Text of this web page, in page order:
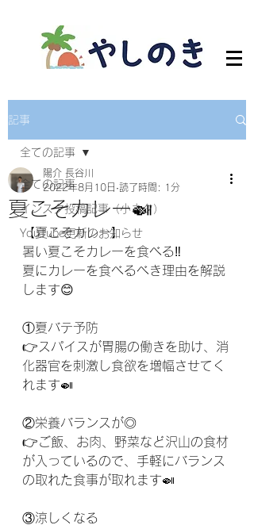
記事
全ての記事
インスタ投稿記事（小ネタ）
YouTube更新のお知らせ
全ての記事
夏こそカレー🍛
陽介 長谷川
2022年8月10日 読了時間: 1分
【夏こそカレー】
暑い夏こそカレーを食べる‼️
夏にカレーを食べるべき理由を解説
します😊
①夏バテ予防
👉スパイスが胃腸の働きを助け、消
化器官を刺激し食欲を増幅させてく
れます🍛
②栄養バランスが◎
👉ご飯、お肉、野菜など沢山の食材
が入っているので、手軽にバランス
の取れた食事が取れます🍛
③涼しくなる